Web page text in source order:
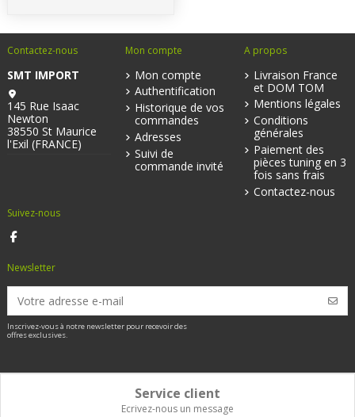
Contactez-nous
SMT IMPORT
145 Rue Isaac
Newton
38550 St Maurice
l'Exil (FRANCE)
Mon compte
Mon compte
Authentification
Historique de vos
commandes
Adresses
Suivi de
commande invité
A propos
Livraison France
et DOM TOM
Mentions légales
Conditions
générales
Paiement des
pièces tuning en 3
fois sans frais
Contactez-nous
Suivez-nous
Newsletter
Inscrivez-vous à notre newsletter pour recevoir des
offres exclusives.
Service client
Ecrivez-nous un message